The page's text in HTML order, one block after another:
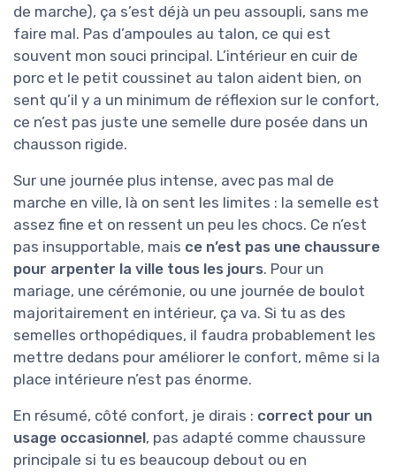
de marche), ça s’est déjà un peu assoupli, sans me
faire mal. Pas d’ampoules au talon, ce qui est
souvent mon souci principal. L’intérieur en cuir de
porc et le petit coussinet au talon aident bien, on
sent qu’il y a un minimum de réflexion sur le confort,
ce n’est pas juste une semelle dure posée dans un
chausson rigide.
Sur une journée plus intense, avec pas mal de
marche en ville, là on sent les limites : la semelle est
assez fine et on ressent un peu les chocs. Ce n’est
pas insupportable, mais ce n’est pas une chaussure
pour arpenter la ville tous les jours. Pour un
mariage, une cérémonie, ou une journée de boulot
majoritairement en intérieur, ça va. Si tu as des
semelles orthopédiques, il faudra probablement les
mettre dedans pour améliorer le confort, même si la
place intérieure n’est pas énorme.
En résumé, côté confort, je dirais : correct pour un
usage occasionnel, pas adapté comme chaussure
principale si tu es beaucoup debout ou en